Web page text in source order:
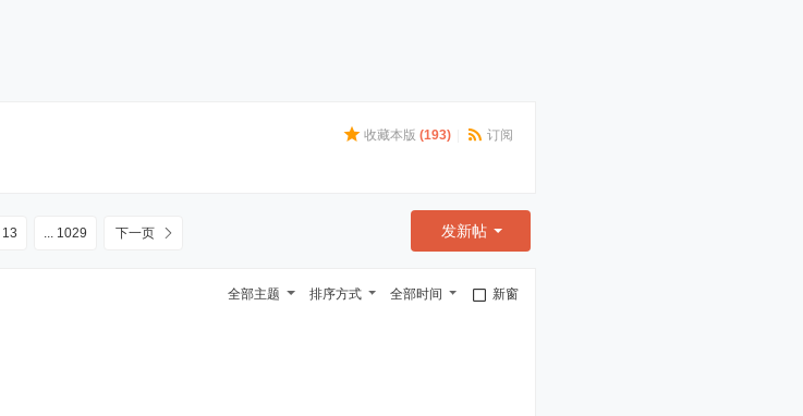
收藏本版 (193) 订阅
13 ... 1029 下一页 发新帖
新窗
全部时间
排序方式
全部主题